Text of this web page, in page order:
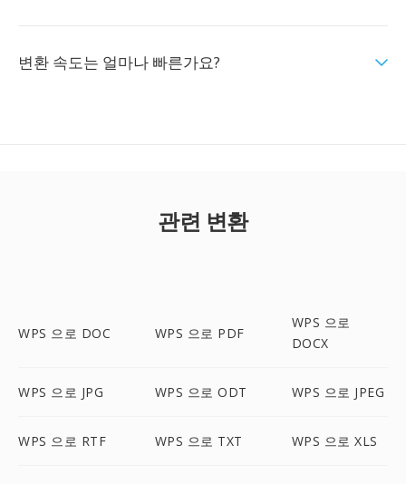
변환 속도는 얼마나 빠른가요?
관련 변환
WPS 으로 DOC WPS 으로 PDF
WPS 으로
DOCX
WPS 으로 JPG WPS 으로 ODT WPS 으로 JPEG
WPS 으로 RTF WPS 으로 TXT WPS 으로 XLS